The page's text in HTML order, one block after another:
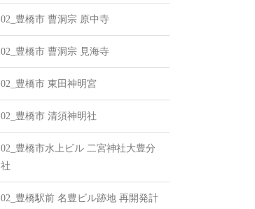
02_豊橋市 曹洞宗 原中寺
02_豊橋市 曹洞宗 見海寺
02_豊橋市 東田神明宮
02_豊橋市 清須神明社
02_豊橋市水上ビル 二宮神社大豊分
社
02_豊橋駅前 名豊ビル跡地 再開発計